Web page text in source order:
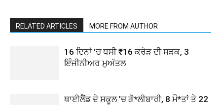
RELATED ARTICLES MORE FROM AUTHOR
16 ਦਿਨਾਂ ’ਚ ਧਸੀ ₹16 ਕਰੋੜ ਦੀ ਸੜਕ, 3
ਇੰਜੀਨੀਅਰ ਮੁਅੱਤਲ
ਥਾਈਲੈਂਡ ਦੇ ਸਕੂਲ ’ਚ ਗੋ*ਲੀਬਾਰੀ, 8 ਮੌ*ਤਾਂ ਤੇ 22